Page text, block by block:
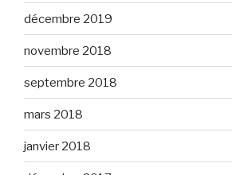
décembre 2019
novembre 2018
septembre 2018
mars 2018
janvier 2018